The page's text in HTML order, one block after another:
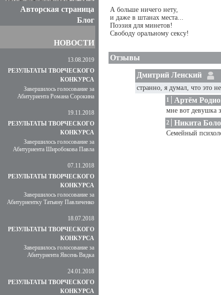
Авторская страница
Блог
НОВОСТИ
13.08.2019
РЕЗУЛЬТАТЫ ТВОРЧЕСКОГО
КОНКУРСА
Завершилось голосование за
Абитуриента Романа Сорокина
19.11.2018
РЕЗУЛЬТАТЫ ТВОРЧЕСКОГО
КОНКУРСА
Завершилось голосование за
Абитуриента Широбокова Павла
07.11.2018
РЕЗУЛЬТАТЫ ТВОРЧЕСКОГО
КОНКУРСА
Завершилось голосование за
Абитуриентку Татьяну Павличенко
18.07.2018
РЕЗУЛЬТАТЫ ТВОРЧЕСКОГО
КОНКУРСА
Завершилось голосование за
Абитуриента Явсень Вядка
24.01.2018
РЕЗУЛЬТАТЫ ТВОРЧЕСКОГО
КОНКУРСА
А больше ничего нету,
и даже в штанах места...
Поэзия для минетов!
Свободу оральному сексу!
Отзывы
Дмитрий Ленский
странно, я думал, что это
1 Артём
мне вот девушка
2 Никита
Семейный